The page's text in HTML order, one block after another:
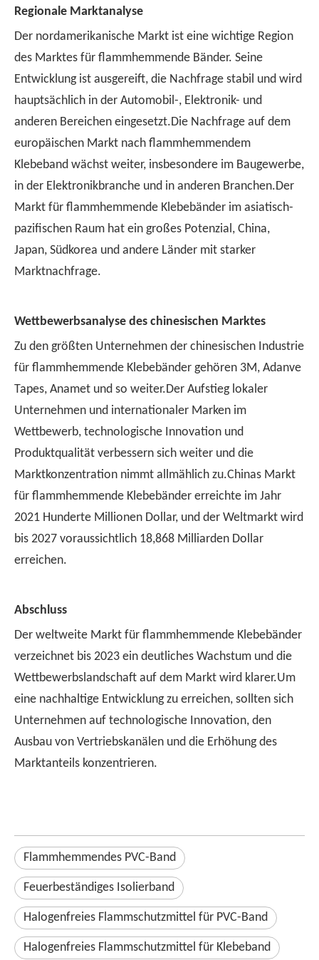
Regionale Marktanalyse
Der nordamerikanische Markt ist eine wichtige Region
des Marktes für flammhemmende Bänder. Seine
Entwicklung ist ausgereift, die Nachfrage stabil und wird
hauptsächlich in der Automobil-, Elektronik- und
anderen Bereichen eingesetzt.Die Nachfrage auf dem
europäischen Markt nach flammhemmendem
Klebeband wächst weiter, insbesondere im Baugewerbe,
in der Elektronikbranche und in anderen Branchen.Der
Markt für flammhemmende Klebebänder im asiatisch-
pazifischen Raum hat ein großes Potenzial, China,
Japan, Südkorea und andere Länder mit starker
Marktnachfrage.
Wettbewerbsanalyse des chinesischen Marktes
Zu den größten Unternehmen der chinesischen Industrie
für flammhemmende Klebebänder gehören 3M, Adanve
Tapes, Anamet und so weiter.Der Aufstieg lokaler
Unternehmen und internationaler Marken im
Wettbewerb, technologische Innovation und
Produktqualität verbessern sich weiter und die
Marktkonzentration nimmt allmählich zu.Chinas Markt
für flammhemmende Klebebänder erreichte im Jahr
2021 Hunderte Millionen Dollar, und der Weltmarkt wird
bis 2027 voraussichtlich 18,868 Milliarden Dollar
erreichen.
Abschluss
Der weltweite Markt für flammhemmende Klebebänder
verzeichnet bis 2023 ein deutliches Wachstum und die
Wettbewerbslandschaft auf dem Markt wird klarer.Um
eine nachhaltige Entwicklung zu erreichen, sollten sich
Unternehmen auf technologische Innovation, den
Ausbau von Vertriebskanälen und die Erhöhung des
Marktanteils konzentrieren.
Flammhemmendes PVC-Band
Feuerbeständiges Isolierband
Halogenfreies Flammschutzmittel für PVC-Band
Halogenfreies Flammschutzmittel für Klebeband